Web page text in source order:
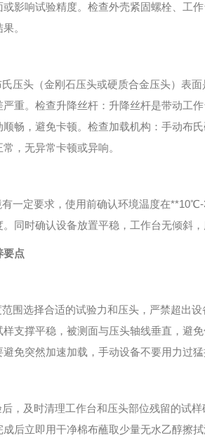
影响试验精度。检查外壳紧固螺栓、工
。
压头（金刚石压头或硬质合金压头）表
重。检查升降丝杆：升降丝杆是带动工
畅，避免卡顿。检查加载机构：手动布
，无异常卡顿或异响。
一定要求，使用前确认环境温度在
同时确认设备放置平稳，工作台无倾斜
要点
围选择合适的试验力和压头，严禁超出
支撑平稳，被测面与压头轴线垂直，避
免突然加速加载，手动设备不要用力过
，及时清理工作台和压头部位残留的试
后立即用干净棉布蘸取少量无水乙醇擦